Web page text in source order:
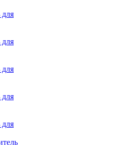
для
для
для
для
для